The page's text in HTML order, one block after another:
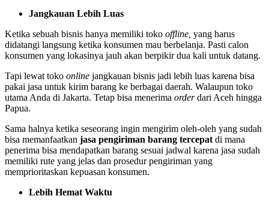
Jangkauan Lebih Luas
Ketika sebuah bisnis hanya memiliki toko offline, yang harus
didatangi langsung ketika konsumen mau berbelanja. Pasti calon
konsumen yang lokasinya jauh akan berpikir dua kali untuk datang.
Tapi lewat toko online jangkauan bisnis jadi lebih luas karena bisa
pakai jasa untuk kirim barang ke berbagai daerah. Walaupun toko
utama Anda di Jakarta. Tetap bisa menerima orderdari Aceh hingga
Papua.
Sama halnya ketika seseorang ingin mengirim oleh-oleh yang sudah
bisa memanfaatkan jasa pengiriman barang tercepat di mana
penerima bisa mendapatkan barang sesuai jadwal karena jasa sudah
memiliki rute yang jelas dan prosedur pengiriman yang
memprioritaskan kepuasan konsumen.
Lebih Hemat Waktu